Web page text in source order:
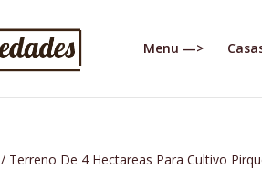
Menu —>
/ Terreno De 4 Hectareas Para Cultivo